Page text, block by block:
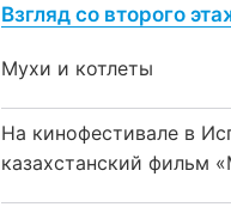
Взгляд со второго
Мухи и котлеты
На кинофестивале в
казахстанский фильм